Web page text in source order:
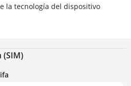
la tecnología del dispositivo
(SIM)